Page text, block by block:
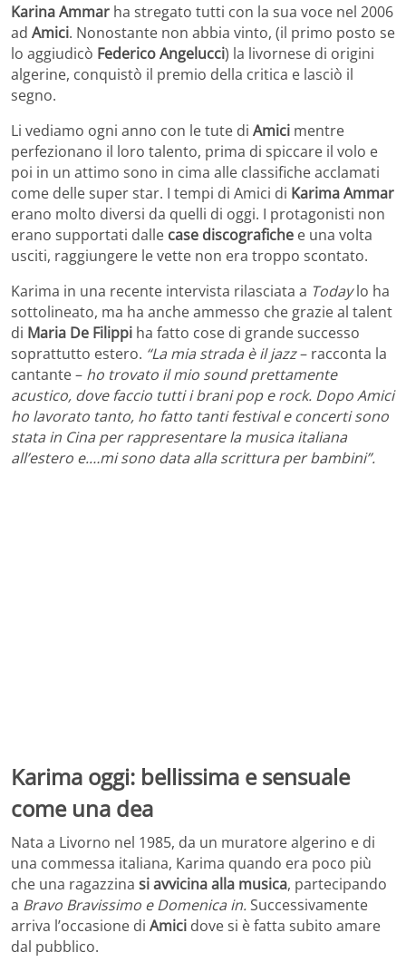
Karina Ammar ha stregato tutti con la sua voce nel 2006
ad Amici. Nonostante non abbia vinto, (il primo posto se
lo aggiudicò Federico Angelucci) la livornese di origini
algerine, conquistò il premio della critica e lasciò il
segno.
Li vediamo ogni anno con le tute di Amici mentre
perfezionano il loro talento, prima di spiccare il volo e
poi in un attimo sono in cima alle classifiche acclamati
come delle super star. I tempi di Amici di Karima Ammar
erano molto diversi da quelli di oggi. I protagonisti non
erano supportati dalle case discografiche e una volta
usciti, raggiungere le vette non era troppo scontato.
Karima in una recente intervista rilasciata a Todaylo ha
sottolineato, ma ha anche ammesso che grazie al talent
di Maria De Filippi ha fatto cose di grande successo
soprattutto estero. “La mia strada è il jazz– racconta la
cantante – ho trovato il mio sound prettamente
acustico, dove faccio tutti i brani pop e rock. Dopo Amici
ho lavorato tanto, ho fatto tanti festival e concerti sono
stata in Cina per rappresentare la musica italiana
all’estero e.…mi sono data alla scrittura per bambini”.
Karima oggi: bellissima e sensuale
come una dea
Nata a Livorno nel 1985, da un muratore algerino e di
una commessa italiana, Karima quando era poco più
che una ragazzina si avvicina alla musica, partecipando
a Bravo Bravissimo e Domenica in.Successivamente
arriva l’occasione di Amici dove si è fatta subito amare
dal pubblico.